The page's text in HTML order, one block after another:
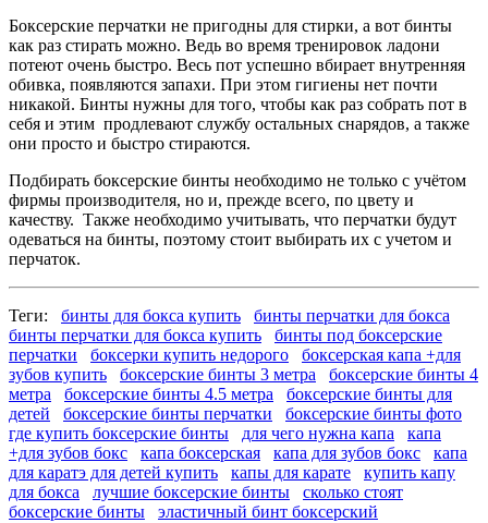
Боксерские перчатки не пригодны для стирки, а вот бинты
как раз стирать можно. Ведь во время тренировок ладони
потеют очень быстро. Весь пот успешно вбирает внутренняя
обивка, появляются запахи. При этом гигиены нет почти
никакой. Бинты нужны для того, чтобы как раз собрать пот в
себя и этим продлевают службу остальных снарядов, а также
они просто и быстро стираются.
Подбирать боксерские бинты необходимо не только с учётом
фирмы производителя, но и, прежде всего, по цвету и
качеству. Также необходимо учитывать, что перчатки будут
одеваться на бинты, поэтому стоит выбирать их с учетом и
перчаток.
Теги: бинты для бокса купить
бинты перчатки для бокса
бинты перчатки для бокса купить
бинты под боксерские
перчатки
боксерки купить недорого
боксерская капа +для
зубов купить
боксерские бинты 3 метра
боксерские бинты 4
метра
боксерские бинты 4.5 метра
боксерские бинты для
детей
боксерские бинты перчатки
боксерские бинты фото
где купить боксерские бинты
для чего нужна капа
капа
+для зубов бокс
капа боксерская капа для зубов бокс
капа
для каратэ для детей купить
капы для карате
купить капу
для бокса
лучшие боксерские бинты
сколько стоят
боксерские бинты
эластичный бинт боксерский